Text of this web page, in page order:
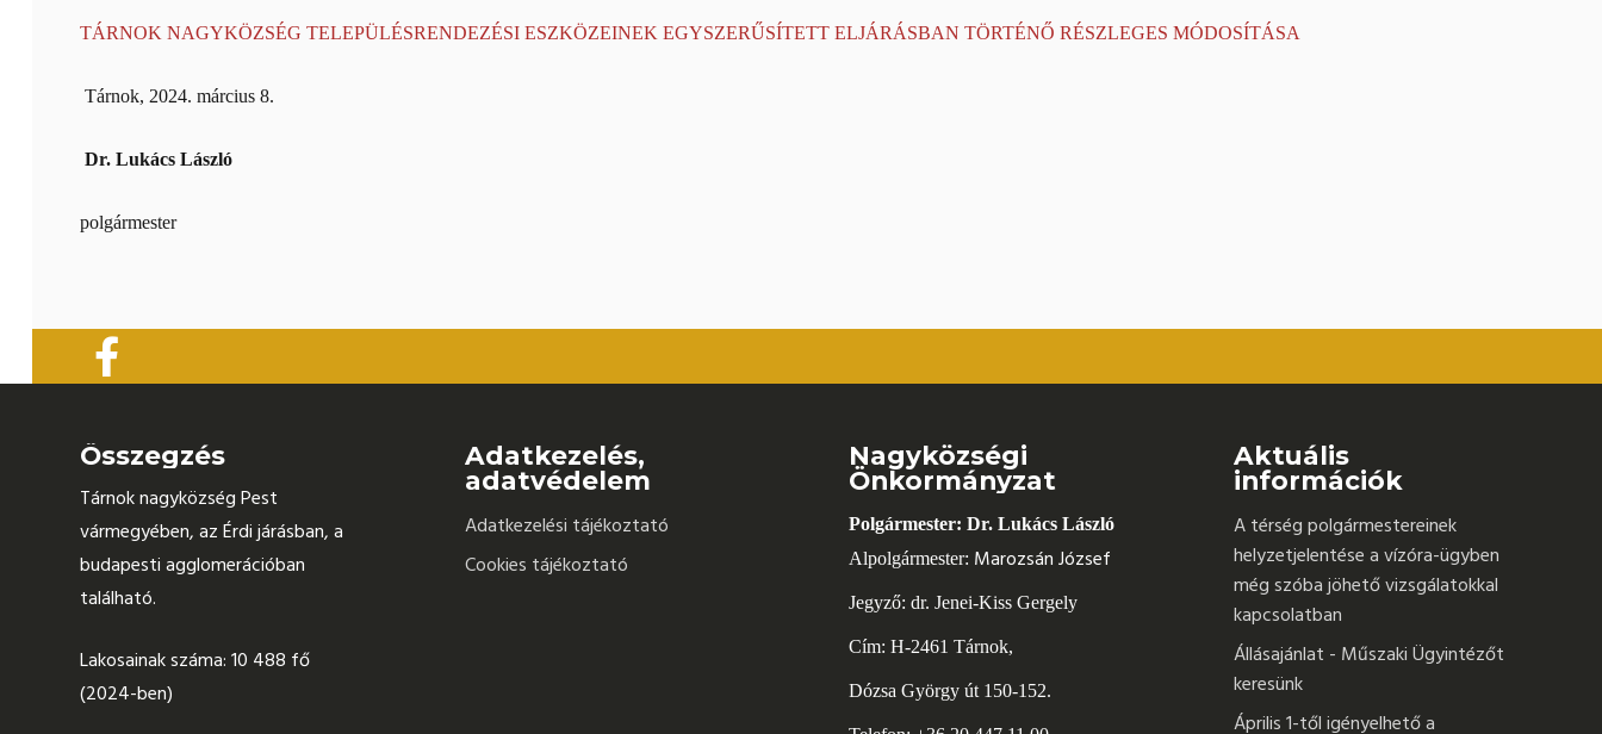
TÁRNOK NAGYKÖZSÉG TELEPÜLÉSRENDEZÉSI ESZKÖZEINEK EGYSZERŰSÍTETT ELJÁRÁSBAN TÖRTÉNŐ RÉSZLEGES MÓDOSÍTÁSA
Tárnok, 2024. március 8.
Dr. Lukács László
polgármester
Összegzés
Tárnok nagyközség Pest
vármegyében, az Érdi járásban, a
budapesti agglomerációban
található.
Lakosainak száma: 10 488 fő
(2024-ben)
Adatkezelés,
adatvédelem
Adatkezelési tájékoztató
Cookies tájékoztató
Nagyközségi
Önkormányzat
Polgármester: Dr. Lukács László
Alpolgármester: Marozsán József
Jegyző: dr. Jenei-Kiss Gergely
Cím: H-2461 Tárnok,
Dózsa György út 150-152.
Aktuális
információk
A térség polgármestereinek
helyzetjelentése a vízóra-ügyben
még szóba jöhető vizsgálatokkal
kapcsolatban
Állásajánlat - Műszaki Ügyintézőt
keresünk
Április 1-től igényelhető a